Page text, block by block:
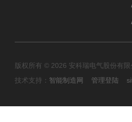
版权所有 © 2026 安科瑞电气股份有
技术支持： 智能制造网 管理登陆